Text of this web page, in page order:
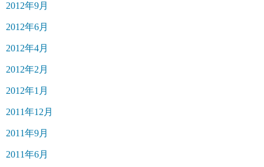
2012年9月
2012年6月
2012年4月
2012年2月
2012年1月
2011年12月
2011年9月
2011年6月